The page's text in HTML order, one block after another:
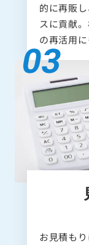
的に再販
スに貢献
の再活用
お見積も